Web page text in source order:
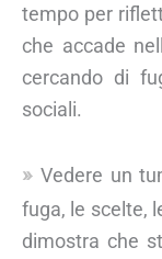
tempo per
che accade
cercando di
sociali.
Vedere un
fuga, le scelte,
dimostra che